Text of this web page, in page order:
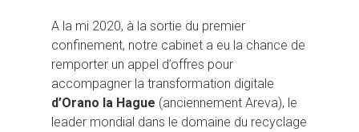
A la mi 2020, à la sortie du premier
confinement, notre cabinet a eu la chance de
remporter un appel d’offres pour
accompagner la transformation digitale
d’Orano la Hague (anciennement Areva), le
leader mondial dans le domaine du recyclage